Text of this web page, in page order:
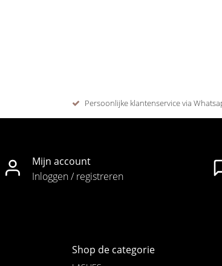
Persoonlijke klantenservice via
Mijn account
Inloggen / registreren
Shop de categorie